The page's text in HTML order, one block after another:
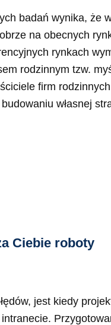
badań wynika, że
na obecnych
rynkach
rodzinnym tzw.
firm
własnej
Ciebie roboty
jest kiedy